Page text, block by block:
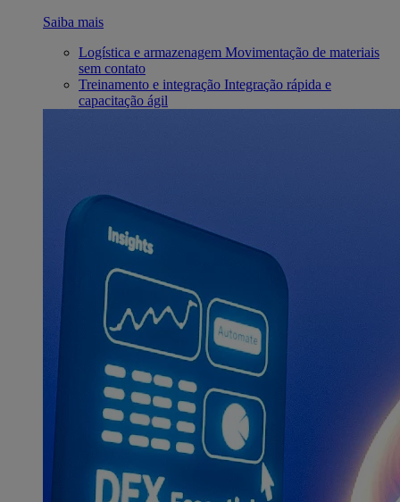
Saiba mais
Logística e armazenagem Movimentação de materiais
sem contato
Treinamento e integração Integração rápida e
capacitação ágil